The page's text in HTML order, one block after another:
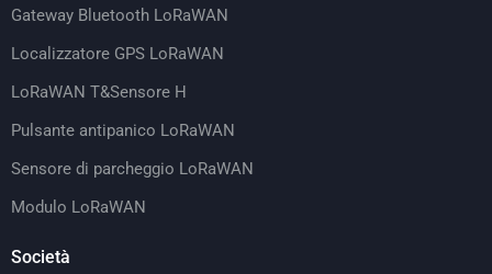
Gateway Bluetooth LoRaWAN
Localizzatore GPS LoRaWAN
LoRaWAN T&Sensore H
Pulsante antipanico LoRaWAN
Sensore di parcheggio LoRaWAN
Modulo LoRaWAN
Società